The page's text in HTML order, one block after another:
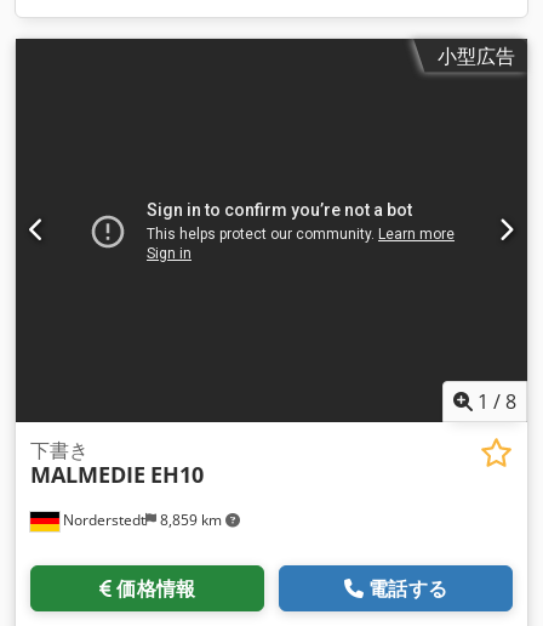
小型広告
1 /8
Norderstedt 8,859 km
下書き
MALMEDIE EH10
価格情報 電話する